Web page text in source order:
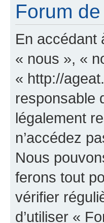
Forum
En accédant
« nous », «
« http://
responsable
légalement
n’accédez
Nous
ferons tout
vérifier
d’utiliser «